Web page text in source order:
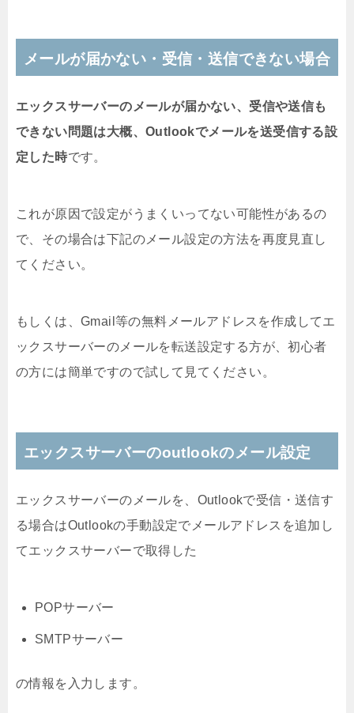
メールが届かない・受信・送信できない場合
エックスサーバーのメールが届かない、受信や送信も
できない問題は大概、Outlookでメールを送受信する設
定した時です。
これが原因で設定がうまくいってない可能性があるの
で、その場合は下記のメール設定の方法を再度見直し
てください。
もしくは、Gmail等の無料メールアドレスを作成してエ
ックスサーバーのメールを転送設定する方が、初心者
の方には簡単ですので試して見てください。
エックスサーバーのoutlookのメール設定
エックスサーバーのメールを、Outlookで受信・送信す
る場合はOutlookの手動設定でメールアドレスを追加し
てエックスサーバーで取得した
POPサーバー
SMTPサーバー
の情報を入力します。